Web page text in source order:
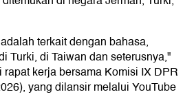
terkait dengan bahasa,
Turki, di Taiwan dan seterusnya,"
kerja bersama Komisi IX DPR
yang dilansir melalui YouTube